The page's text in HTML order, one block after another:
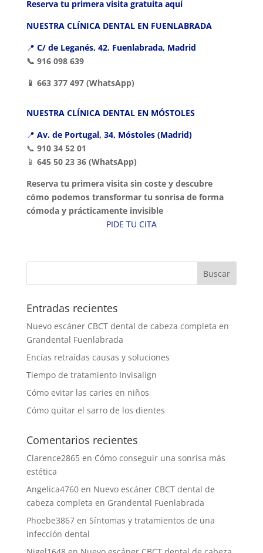
Reserva tu primera visita gratuita aquí
NUESTRA CLÍNICA DENTAL EN FUENLABRADA
📍 C/ de Leganés, 42. Fuenlabrada, Madrid
📞 916 098 639
📱 663 377 497 (WhatsApp)
NUESTRA CLÍNICA DENTAL EN MÓSTOLES
📍 Av. de Portugal, 34, Móstoles (Madrid)
📞 910 34 52 01
📱 645 50 23 36 (WhatsApp)
Reserva tu primera visita sin coste y descubre
cómo podemos transformar tu sonrisa de forma
cómoda y prácticamente invisible
PIDE TU CITA
Entradas recientes
Nuevo escáner CBCT dental de cabeza completa en
Grandental Fuenlabrada
Encías retraídas causas y soluciones
Tiempo de tratamiento Invisalign
Cómo evitar las caries en niños
Cómo quitar el sarro de los dientes
Comentarios recientes
Clarence2865en Cómo conseguir una sonrisa más
estética
Angelica4760en Nuevo escáner CBCT dental de
cabeza completa en Grandental Fuenlabrada
Phoebe3867en Síntomas y tratamientos de una
infección dental